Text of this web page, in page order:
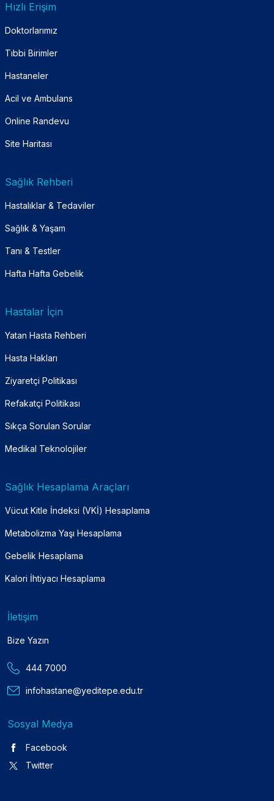
Hızlı Erişim
Doktorlarımız
Tıbbi Birimler
Hastaneler
Acil ve Ambulans
Online Randevu
Site Haritası
Sağlık Rehberi
Hastalıklar & Tedaviler
Sağlık & Yaşam
Tanı & Testler
Hafta Hafta Gebelik
Hastalar İçin
Yatan Hasta Rehberi
Hasta Hakları
Ziyaretçi Politikası
Refakatçi Politikası
Sıkça Sorulan Sorular
Medikal Teknolojiler
Sağlık Hesaplama Araçları
Vücut Kitle İndeksi (VKİ) Hesaplama
Metabolizma Yaşı Hesaplama
Gebelik Hesaplama
Kalori İhtiyacı Hesaplama
İletişim
Bize Yazın
444 7000
infohastane@yeditepe.edu.tr
Sosyal Medya
Facebook
Twitter